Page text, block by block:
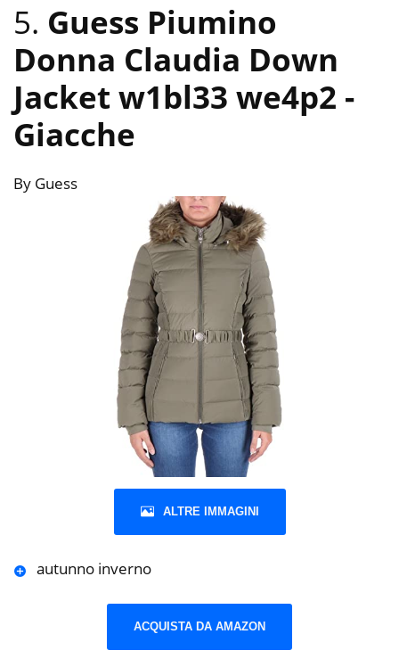
5. Guess Piumino
Donna Claudia Down
Jacket w1bl33 we4p2 -
Giacche
By Guess
ALTRE IMMAGINI
autunno inverno
ACQUISTA DA AMAZON